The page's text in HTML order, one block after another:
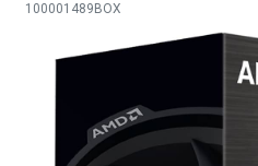
100001489BOX